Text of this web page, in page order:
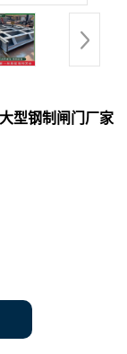
型钢制闸门厂家